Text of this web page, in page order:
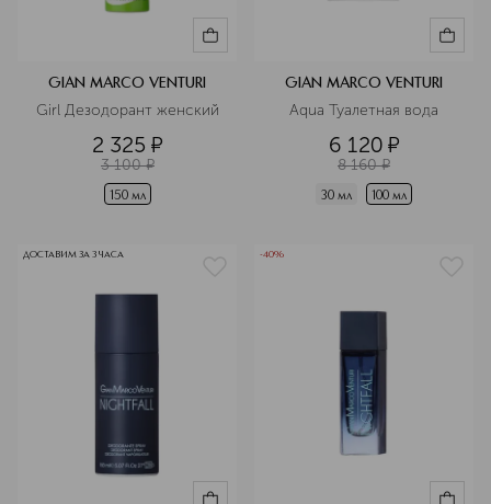
GIAN MARCO VENTURI
Girl Дезодорант женский
2 325 ¤
3 100 ¤
150 мл
GIAN MARCO VENTURI
Aqua Туалетная вода
6 120 ¤
8 160 ¤
30 мл 100 мл
ДОСТАВИМ ЗА 3 ЧАСА -40%